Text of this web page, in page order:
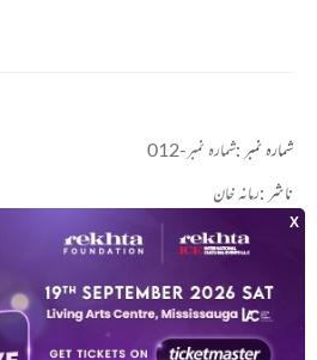
شمارہ نمبر :شمارہ نمبر-012
ناشر :رمانہ خان
زبان :
اردو
معاون :سندریا وگنانا کیندرم، حیدرآباد